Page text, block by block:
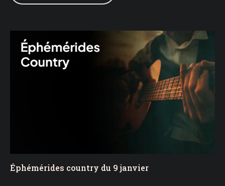
Réservoir d’eau de Frampton | La réparation
PSPP critique les dépenses de Christine Fréchette;
Duhaime dévoile son slogan
Éphémérides country du 9 janvier